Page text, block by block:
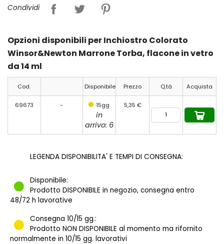
Condividi
Opzioni disponibili per Inchiostro Colorato
Winsor&Newton Marrone Torba, flacone in vetro
da 14 ml
Cod. Disponibile Prezzo Q.tà Acquista
69673 - 15gg
in
arrivo: 6
5,35 €
LEGENDA DISPONIBILITA' E TEMPI DI CONSEGNA:
Disponibile:
Prodotto DISPONIBILE in negozio, consegna entro
48/72 h lavorative
Consegna 10/15 gg.:
Prodotto NON DISPONIBILE al momento ma rifornito
normalmente in 10/15 gg. lavorativi